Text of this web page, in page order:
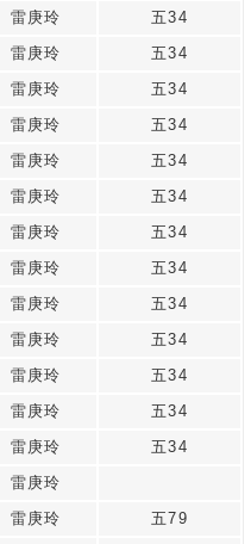
雷庚玲
五34
雷庚玲
五34
雷庚玲
五34
雷庚玲
五34
雷庚玲
五34
雷庚玲
五34
雷庚玲
五34
雷庚玲
五34
雷庚玲
五34
雷庚玲
五34
雷庚玲
五34
雷庚玲
五34
雷庚玲
五34
雷庚玲
雷庚玲
五79